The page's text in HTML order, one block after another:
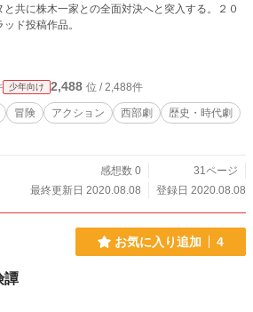
と共に株木一家との全面対決へと突入する。２０
ッド投稿作品。
少年向け 2,488 位 / 2,488件
冒険 アクション 西部劇
歴史・時代劇
感想数 0
31ページ
最終更新日 2020.08.08
登録日 2020.08.08
お気に入り追加 4
譚